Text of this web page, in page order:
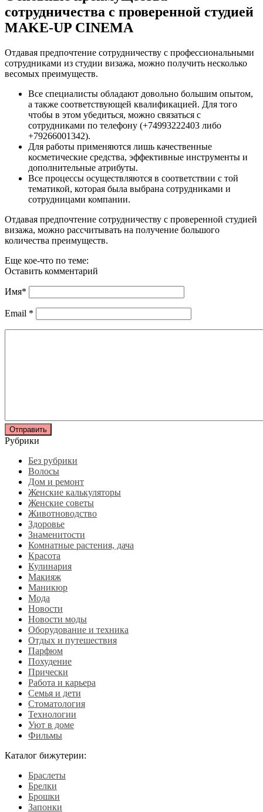
сотрудничества с проверенной студией
MAKE-UP CINEMA
Отдавая предпочтение сотрудничеству с профессиональными
сотрудниками из студии визажа, можно получить несколько
весомых преимуществ.
Все специалисты обладают довольно большим опытом,
а также соответствующей квалификацией. Для того
чтобы в этом убедиться, можно связаться с
сотрудниками по телефону (+74993222403 либо
+79266001342).
Для работы применяются лишь качественные
косметические средства, эффективные инструменты и
дополнительные атрибуты.
Все процессы осуществляются в соответствии с той
тематикой, которая была выбрана сотрудниками и
сотрудницами компании.
Отдавая предпочтение сотрудничеству с проверенной студией
визажа, можно рассчитывать на получение большого
количества преимуществ.
Еще кое-что по теме:
Оставить комментарий
Имя*
Email *
Рубрики
Без рубрики
Волосы
Дом и ремонт
Женские калькуляторы
Женские советы
Животноводство
Здоровье
Знаменитости
Комнатные растения, дача
Красота
Кулинария
Макияж
Маникюр
Мода
Новости
Новости моды
Оборудование и техника
Отдых и путешествия
Парфюм
Похудение
Прически
Работа и карьера
Семья и дети
Стоматология
Технологии
Уют в доме
Фильмы
Каталог бижутерии:
Браслеты
Брелки
Брошки
Запонки